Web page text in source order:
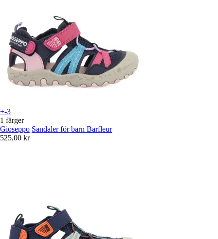
+-3
1 färger
Gioseppo Sandaler för barn Barfleur
525,00 kr